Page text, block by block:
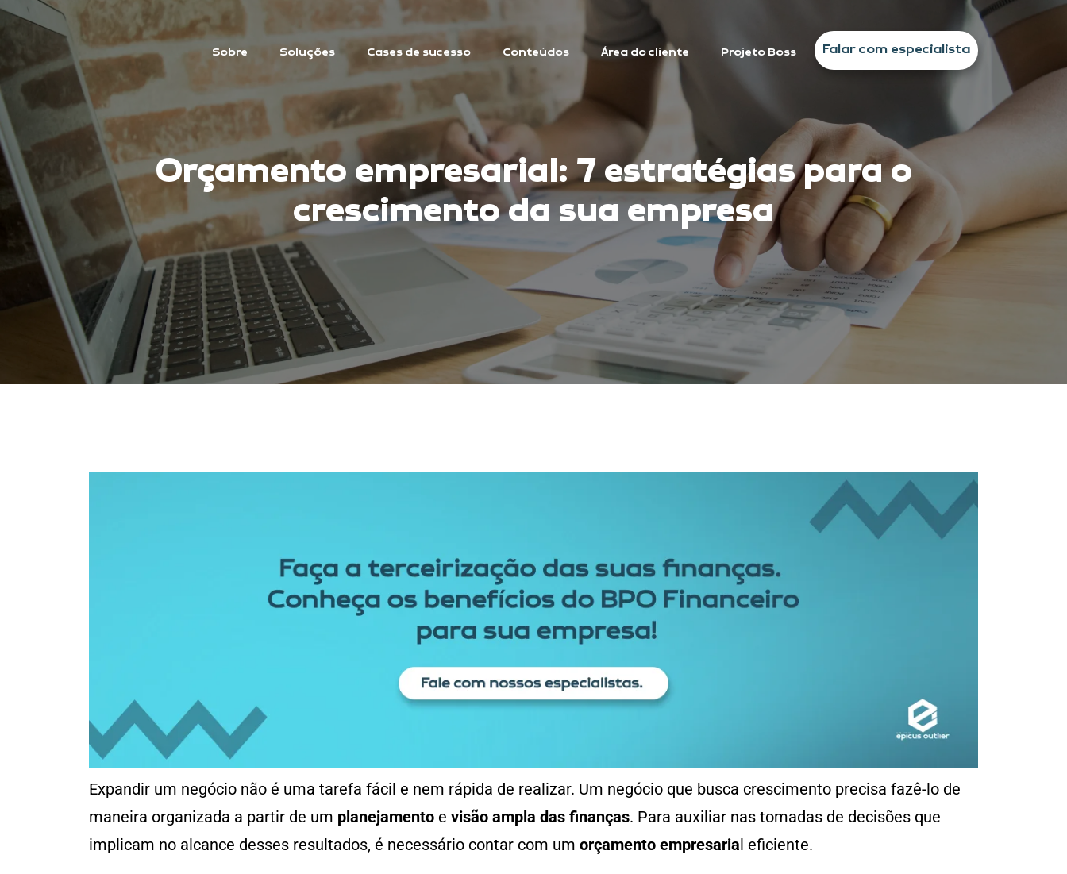
Sobre Soluções Cases de sucesso Conteúdos Área do cliente Projeto Boss Falar com especialista
Orçamento empresarial: 7 estratégias para o
crescimento da sua empresa
Expandir um negócio não é uma tarefa fácil e nem rápida de realizar. Um negócio que busca crescimento precisa fazê-lo de
maneira organizada a partir de um planejamento e visão ampla das finanças. Para auxiliar nas tomadas de decisões que
implicam no alcance desses resultados, é necessário contar com um orçamento empresarial eficiente.